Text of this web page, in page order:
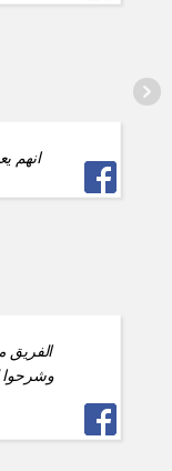
انهم
الفريق
وشرحوا